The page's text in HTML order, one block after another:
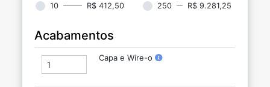
10 R$ 412,50 250 R$ 9.281,25
Acabamentos
Capa e Wire-o